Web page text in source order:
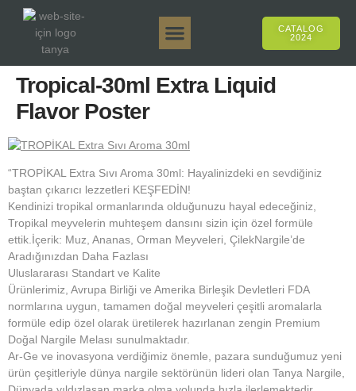
CATALOG
2024
Tropical-30ml Extra Liquid
Flavor Poster
“TROPİKAL Extra Sıvı Aroma 30ml: Hayalinizdeki en sevdiğiniz
baştan çıkarıcı lezzetleri KEŞFEDİN!
Kendinizi tropikal ormanlarında olduğunuzu hayal edeceğiniz,
Tropikal meyvelerin muhteşem dansını sizin için özel formüle
ettik.İçerik: Muz, Ananas, Orman Meyveleri, ÇilekNargile’de
Aradığınızdan Daha Fazlası
Uluslararası Standart ve Kalite
Ürünlerimiz, Avrupa Birliği ve Amerika Birleşik Devletleri FDA
normlarına uygun, tamamen doğal meyveleri çeşitli aromalarla
formüle edip özel olarak üretilerek hazırlanan zengin Premium
Doğal Nargile Melası sunulmaktadır.
Ar-Ge ve inovasyona verdiğimiz önemle, pazara sunduğumuz yeni
ürün çeşitleriyle dünya nargile sektörünün lideri olan Tanya Nargile,